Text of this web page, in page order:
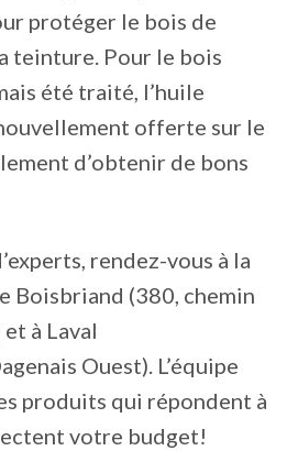
protéger le bois de
teinture. Pour le bois
été traité, l’huile
offerte sur le
d’obtenir de bons
rendez-vous à la
Boisbriand (380, chemin
à Laval
Ouest). L’équipe
produits qui répondent à
votre budget!